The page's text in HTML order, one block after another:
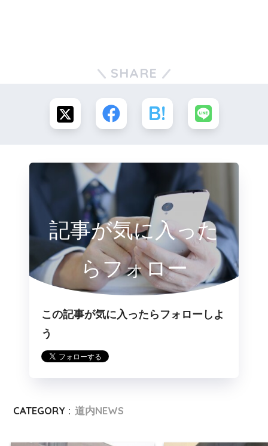
SHARE
記事が気に入った
らフォロー
この記事が気に入ったらフォローしよ
う
CATEGORY : 道内NEWS